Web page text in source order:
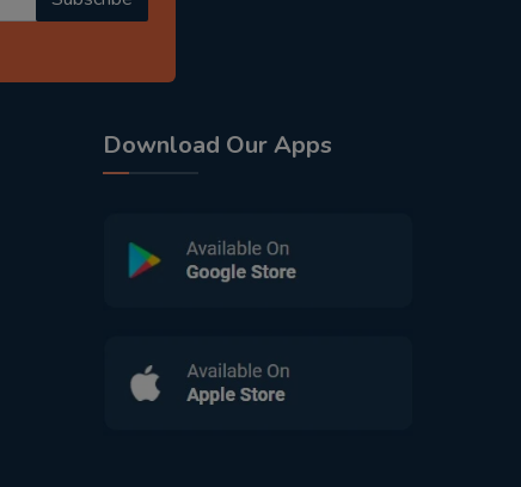
Download Our Apps